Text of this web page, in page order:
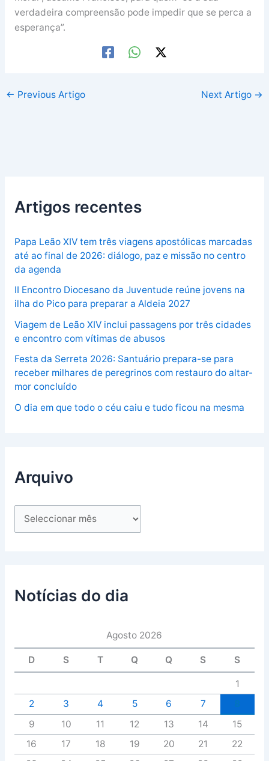
verdadeira compreensão pode impedir que se perca a
esperança”.
← Previous Artigo Next Artigo →
Artigos recentes
Papa Leão XIV tem três viagens apostólicas marcadas
até ao final de 2026: diálogo, paz e missão no centro
da agenda
II Encontro Diocesano da Juventude reúne jovens na
ilha do Pico para preparar a Aldeia 2027
Viagem de Leão XIV inclui passagens por três cidades
e encontro com vítimas de abusos
Festa da Serreta 2026: Santuário prepara-se para
receber milhares de peregrinos com restauro do altar-
mor concluído
O dia em que todo o céu caiu e tudo ficou na mesma
Arquivo
Notícias do dia
Agosto 2026
D S T Q Q S S
1
2
3 4 5 6 7
9
10 11 12 13 14
15
16
17 18 19 20 21
22